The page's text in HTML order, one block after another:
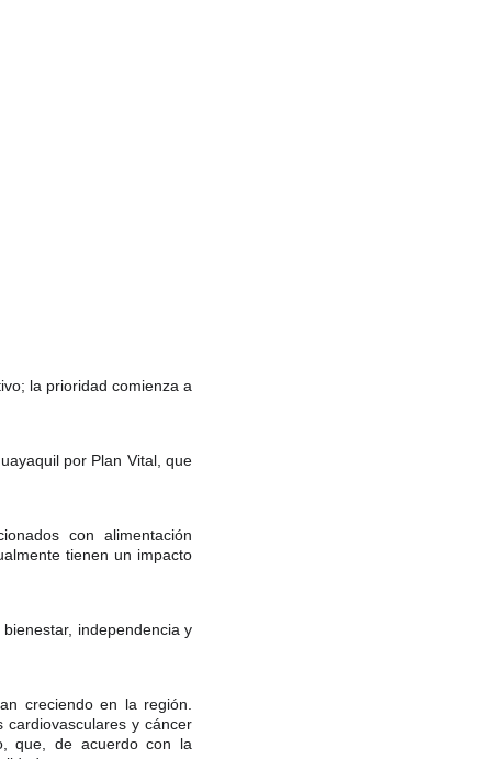
la prioridad comienza a
por Plan Vital, que
con alimentación
tienen un impacto
independencia y
creciendo en la región.
cardiovasculares y cáncer
que, de acuerdo con la